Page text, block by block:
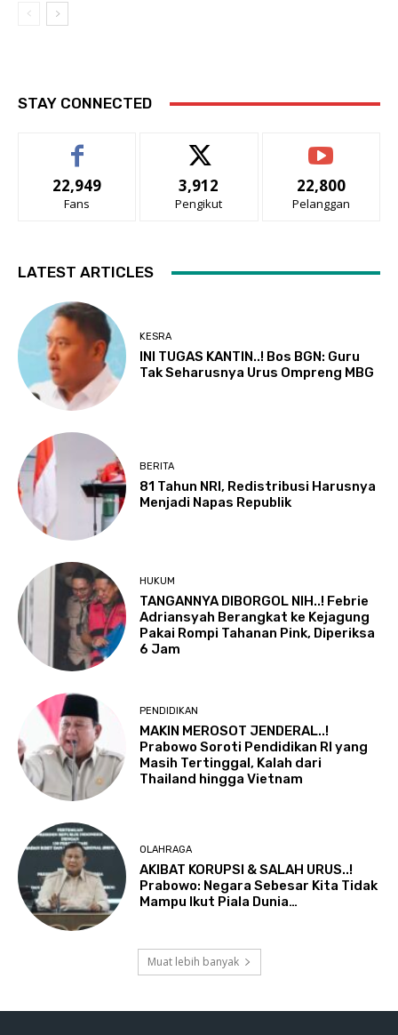
STAY CONNECTED
22,949
Fans
3,912
Pengikut
22,800
Pelanggan
LATEST ARTICLES
KESRA
INI TUGAS KANTIN..! Bos BGN: Guru
Tak Seharusnya Urus Ompreng MBG
BERITA
81 Tahun NRI, Redistribusi Harusnya
Menjadi Napas Republik
HUKUM
TANGANNYA DIBORGOL NIH..! Febrie
Adriansyah Berangkat ke Kejagung
Pakai Rompi Tahanan Pink, Diperiksa
6 Jam
PENDIDIKAN
MAKIN MEROSOT JENDERAL..!
Prabowo Soroti Pendidikan RI yang
Masih Tertinggal, Kalah dari
Thailand hingga Vietnam
OLAHRAGA
AKIBAT KORUPSI & SALAH URUS..!
Prabowo: Negara Sebesar Kita Tidak
Mampu Ikut Piala Dunia…
Muat lebih banyak